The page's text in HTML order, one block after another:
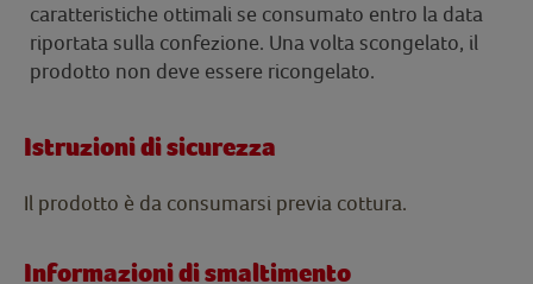
caratteristiche ottimali se consumato entro la data
riportata sulla confezione. Una volta scongelato, il
prodotto non deve essere ricongelato.
Istruzioni di sicurezza
Il prodotto è da consumarsi previa cottura.
Informazioni di smaltimento